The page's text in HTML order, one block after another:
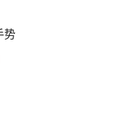
势